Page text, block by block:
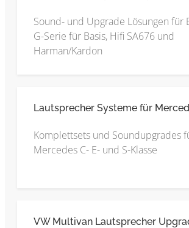
Sound- und Upgrade Lösungen für
G-Serie für Basis, Hifi SA676 und
Harman/Kardon
Lautsprecher Systeme für
Komplettsets und Soundupgrades
Mercedes C- E- und S-Klasse
VW Multivan Lautsprecher